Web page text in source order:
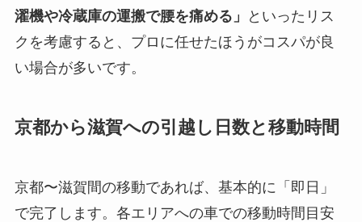
濯機や冷蔵庫の運搬で腰を痛める」
といったリス
クを考慮すると、プロに任せたほうがコスパが良
い場合が多いです。
京都から滋賀への引越し日数と移動時間
京都〜滋賀間の移動であれば、基本的に「即日」
で完了します。各エリアへの車での移動時間目安